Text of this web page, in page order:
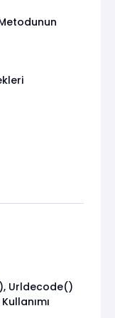
Urldecode()